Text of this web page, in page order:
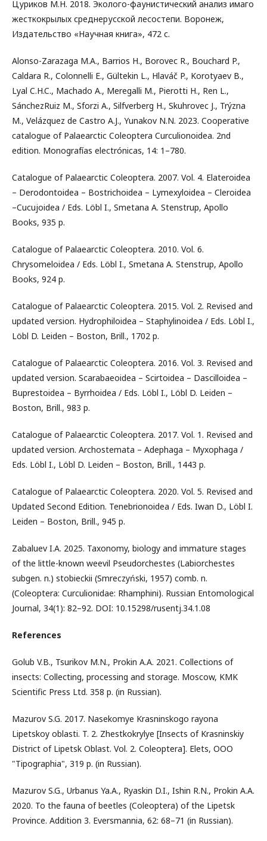
Цуриков М.Н. 2018. Эколого-фаунистический анализ имаго
жесткокрылых среднерусской лесостепи. Воронеж,
Издательство «Научная книга», 472 с.
Alonso-Zarazaga M.A., Barrios H., Borovec R., Bouchard P.,
Caldara R., Colonnelli E., Gültekin L., Hlaváč P., Korotyaev B.,
Lyal C.H.C., Machado A., Meregalli M., Pierotti H., Ren L.,
SánchezRuiz M., Sforzi A., Silfverberg H., Skuhrovec J., Trýzna
M., Velázquez de Castro A.J., Yunakov N.N. 2023. Cooperative
catalogue of Palaearctic Coleoptera Curculionoidea. 2nd
edition. Monografías electrónicas, 14: 1–780.
Catalogue of Palaearctic Coleoptera. 2007. Vol. 4. Elateroidea
– Derodontoidea – Bostrichoidea – Lymexyloidea – Cleroidea
–Cucujoidea / Eds. Löbl I., Smetana A. Stenstrup, Apollo
Books, 935 p.
Catalogue of Palaearctic Coleoptera. 2010. Vol. 6.
Chrysomeloidea / Eds. Löbl I., Smetana A. Stenstrup, Apollo
Books, 924 p.
Catalogue of Palaearctic Coleoptera. 2015. Vol. 2. Revised and
updated version. Hydrophiloidea – Staphylinoidea / Eds. Löbl I.,
Löbl D. Leiden – Boston, Brill., 1702 p.
Catalogue of Palaearctic Coleoptera. 2016. Vol. 3. Revised and
updated version. Scarabaeoidea – Scirtoidea – Dascilloidea –
Buprestoidea – Byrrhoidea / Eds. Löbl I., Löbl D. Leiden –
Boston, Brill., 983 p.
Catalogue of Palaearctic Coleoptera. 2017. Vol. 1. Revised and
updated version. Archostemata – Adephaga – Myxophaga /
Eds. Löbl I., Löbl D. Leiden – Boston, Brill., 1443 p.
Catalogue of Palaearctic Coleoptera. 2020. Vol. 5. Revised and
Updated Second Edition. Tenebrionoidea / Eds. Iwan D., Löbl I.
Leiden – Boston, Brill., 945 p.
Zabaluev I.A. 2025. Taxonomy, biology and immature stages
of the little-known weevil Pseudorchestes (Labiorchestes
subgen. n.) stobieckii (Smreczyński, 1957) comb. n.
(Coleoptera: Curculionidae: Rhamphini). Russian Entomological
Journal, 34(1): 82–92. DOI: 10.15298/rusentj.34.1.08
References
Golub V.B., Tsurikov M.N., Prokin A.A. 2021. Collections of
insects: Collecting, processing and storage. Moscow, KMK
Scientific Press Ltd. 358 p. (in Russian).
Mazurov S.G. 2017. Nasekomye Krasninskogo rayona
Lipetskoy oblasti. T. 2. Zhestkokrylye [Insects of Krasninskiy
District of Lipetsk Oblast. Vol. 2. Coleoptera]. Elets, OOO
"Tipographia", 319 p. (in Russian).
Mazurov S.G., Urbanus Ya.A., Ryaskin D.I., Ishin R.N., Prokin A.A.
2020. To the fauna of beetles (Coleoptera) of the Lipetsk
Province. Addition 3. Eversmannia, 62: 68–71 (in Russian).